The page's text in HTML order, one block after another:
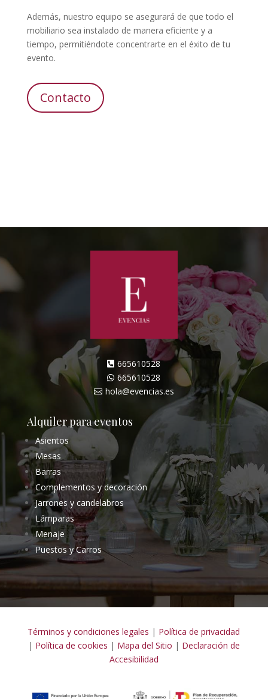
Además, nuestro equipo se asegurará de que todo el
mobiliario sea instalado de manera eficiente y a
tiempo, permitiéndote concentrarte en el éxito de tu
evento.
Contacto
 665610528
 665610528
 hola@evencias.es
Alquiler para eventos
Asientos
Mesas
Barras
Complementos y decoración
Jarrones y candelabros
Lámparas
Menaje
Puestos y Carros
Términos y condiciones legales | Política de privacidad
| Política de cookies | Mapa del Sitio | Declaración de
Accesibilidad